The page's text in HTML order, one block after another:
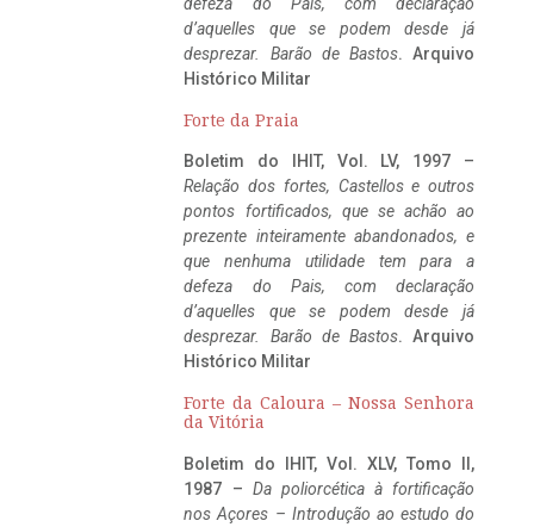
d’aquelles que se podem desde já
desprezar. Barão de Bastos. Arquivo
Histórico Militar
Forte da Praia
Boletim do IHIT, Vol. LV, 1997 –
Relação dos fortes, Castellos e outros
pontos fortificados, que se achão ao
prezente inteiramente abandonados, e
que nenhuma utilidade tem para a
defeza do Pais, com declaração
d’aquelles que se podem desde já
desprezar. Barão de Bastos. Arquivo
Histórico Militar
Forte da Caloura – Nossa Senhora
da Vitória
Boletim do IHIT, Vol. XLV, Tomo II,
1987 – Da poliorcética à fortificação
nos Açores – Introdução ao estudo do